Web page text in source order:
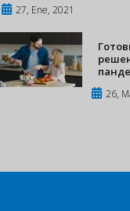
27, Ene, 2021
26,